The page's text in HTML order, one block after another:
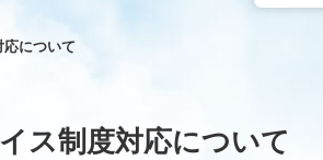
について
ス制度対応について